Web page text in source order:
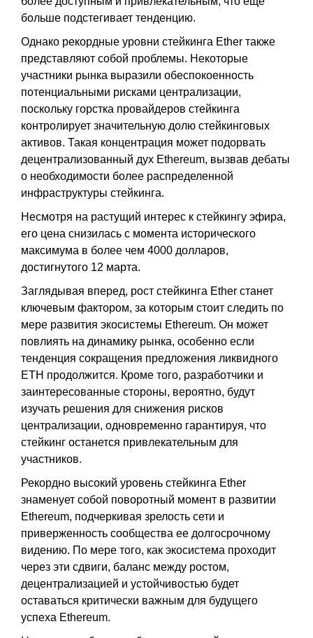
больше подстегивает тенденцию.
Однако рекордные уровни стейкинга Ether также
представляют собой проблемы. Некоторые
участники рынка выразили обеспокоенность
потенциальными рисками централизации,
поскольку горстка провайдеров стейкинга
контролирует значительную долю стейкинговых
активов. Такая концентрация может подорвать
децентрализованный дух Ethereum, вызвав дебаты
о необходимости более распределенной
инфраструктуры стейкинга.
Несмотря на растущий интерес к стейкингу эфира,
его цена снизилась с момента исторического
максимума в более чем 4000 долларов,
достигнутого 12 марта.
Заглядывая вперед, рост стейкинга Ether станет
ключевым фактором, за которым стоит следить по
мере развития экосистемы Ethereum. Он может
повлиять на динамику рынка, особенно если
тенденция сокращения предложения ликвидного
ETH продолжится. Кроме того, разработчики и
заинтересованные стороны, вероятно, будут
изучать решения для снижения рисков
централизации, одновременно гарантируя, что
стейкинг останется привлекательным для
участников.
Рекордно высокий уровень стейкинга Ether
знаменует собой поворотный момент в развитии
Ethereum, подчеркивая зрелость сети и
приверженность сообщества ее долгосрочному
видению. По мере того, как экосистема проходит
через эти сдвиги, баланс между ростом,
децентрализацией и устойчивостью будет
оставаться критически важным для будущего
успеха Ethereum.